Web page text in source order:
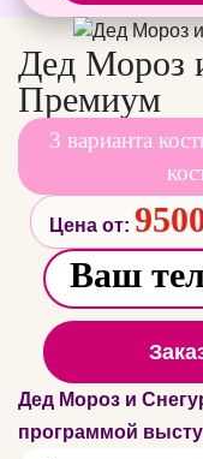
Дед Мороз
Премиум
3 варианта
Цена от:
Дед Мороз и
программой